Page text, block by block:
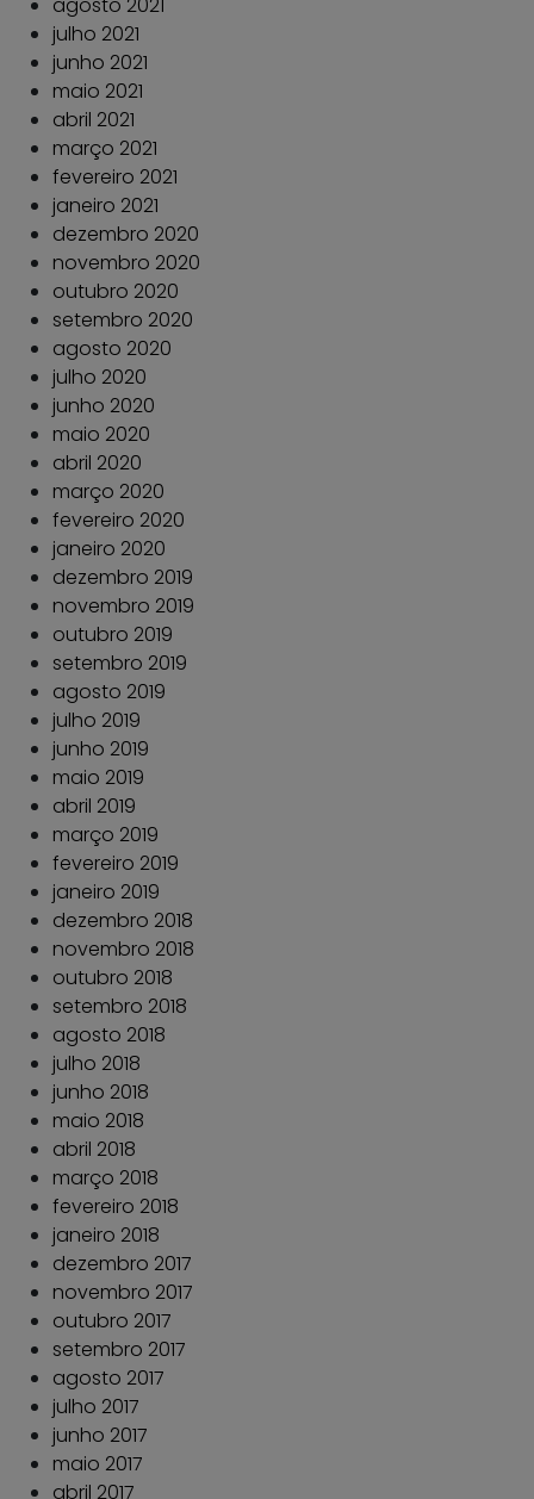
agosto 2021
julho 2021
junho 2021
maio 2021
abril 2021
março 2021
fevereiro 2021
janeiro 2021
dezembro 2020
novembro 2020
outubro 2020
setembro 2020
agosto 2020
julho 2020
junho 2020
maio 2020
abril 2020
março 2020
fevereiro 2020
janeiro 2020
dezembro 2019
novembro 2019
outubro 2019
setembro 2019
agosto 2019
julho 2019
junho 2019
maio 2019
abril 2019
março 2019
fevereiro 2019
janeiro 2019
dezembro 2018
novembro 2018
outubro 2018
setembro 2018
agosto 2018
julho 2018
junho 2018
maio 2018
abril 2018
março 2018
fevereiro 2018
janeiro 2018
dezembro 2017
novembro 2017
outubro 2017
setembro 2017
agosto 2017
julho 2017
junho 2017
maio 2017
abril 2017